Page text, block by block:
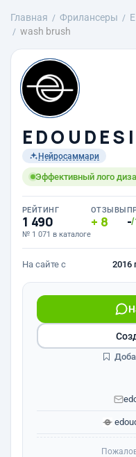
Главная Фрилансеры
wash brush
E D O U D E S
Нейросаммари
Эффективный лого
РЕЙТИНГ
1 490
№ 1 071 в каталоге
ОТЗЫВЫ
8 -/
На сайте с 2016